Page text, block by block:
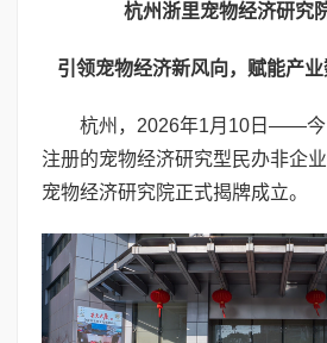
杭州浙里宠物经济研究
引领宠物经济新风向，赋能产
杭州，2026年1月10日——今
注册的宠物经济研究型民办非企
宠物经济研究院正式揭牌成立。